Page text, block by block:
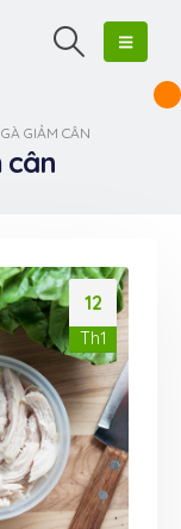
GIẢM CÂN
cân
12
Th1